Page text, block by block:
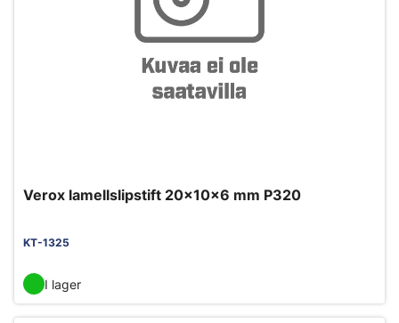
Verox lamellslipstift 20x10x6 mm P320
KT-1325
I lager